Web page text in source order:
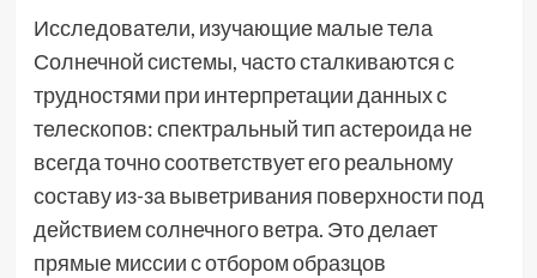
Исследователи, изучающие малые тела
Солнечной системы, часто сталкиваются с
трудностями при интерпретации данных с
телескопов: спектральный тип астероида не
всегда точно соответствует его реальному
составу из-за выветривания поверхности под
действием солнечного ветра. Это делает
прямые миссии с отбором образцов